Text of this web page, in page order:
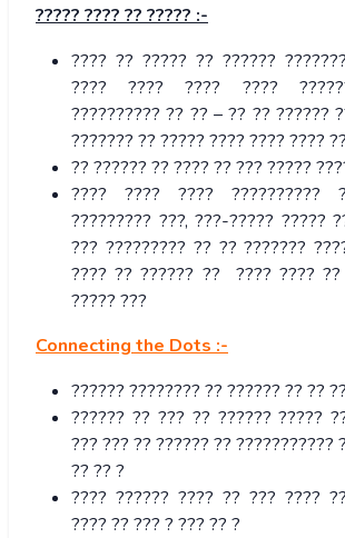
????? ???? ?? ????? :-
???? ?? ????? ?? ??????
???? ???? ???? ????
?????????? ?? ?? – ?? ?? ??????
??????? ?? ????? ???? ???? ????
?? ?????? ?? ???? ?? ??? ?????
???? ???? ???? ??????????
????????? ???, ???-????? ?????
??? ????????? ?? ?? ???????
???? ?? ?????? ?? ???? ????
????? ???
Connecting the Dots :-
?????? ???????? ?? ?????? ?? ??
?????? ?? ??? ?? ?????? ?????
??? ??? ?? ?????? ?? ???????????
?? ?? ?
???? ?????? ???? ?? ??? ????
???? ?? ??? ? ??? ?? ?